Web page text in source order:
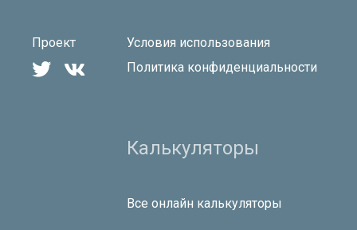
Проект
 
Условия использования
Политика конфиденциальности
Калькуляторы
Все онлайн калькуляторы